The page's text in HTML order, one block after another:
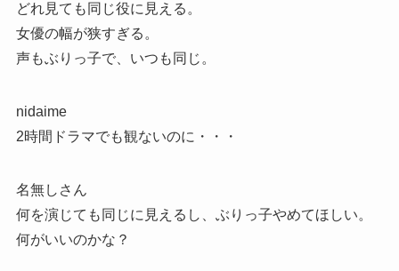
どれ見ても同じ役に見える。
女優の幅が狭すぎる。
声もぶりっ子で、いつも同じ。
nidaime
2時間ドラマでも観ないのに・・・
名無しさん
何を演じても同じに見えるし、ぶりっ子やめてほしい。
何がいいのかな？